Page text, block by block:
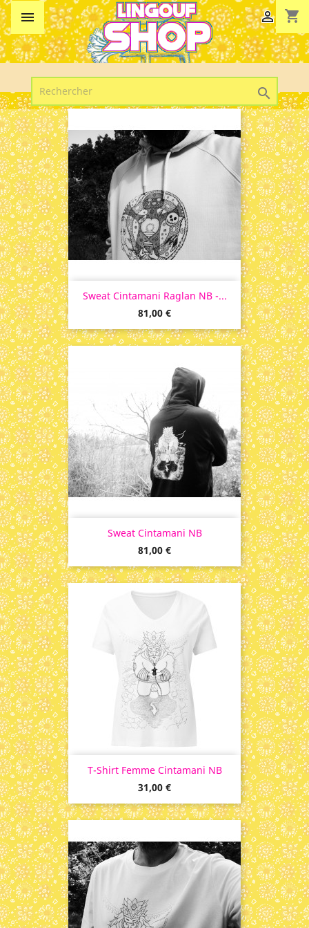
 shopping_cart


Sweat Cintamani Raglan NB -...
Prix
81,00 €
Sweat Cintamani NB
Prix
81,00 €
T-Shirt Femme Cintamani NB
Prix
31,00 €